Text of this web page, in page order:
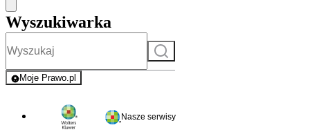
Wyszukiwarka
Szukaj
Moje Prawo.pl
- rejestracja i logowanie do serwisu
Nasze serwisy